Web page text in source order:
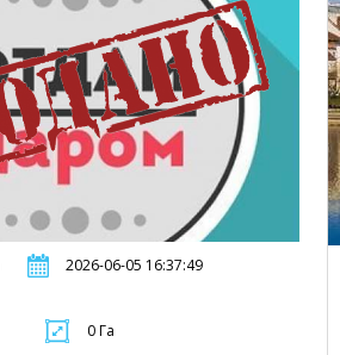
2026-06-05 16:37:49
0 Га